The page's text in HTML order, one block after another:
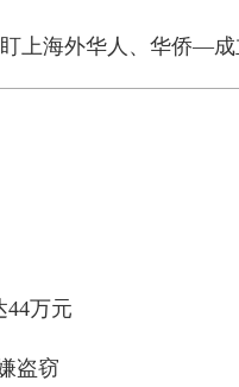
上海外华人、华侨—
44万元
盗窃